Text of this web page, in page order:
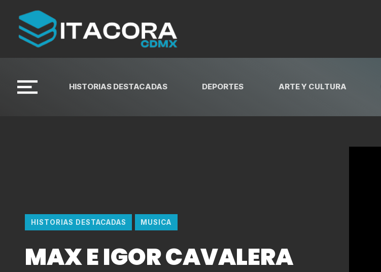
HISTORIAS DESTACADAS DEPORTES ARTE Y CULTURA
HISTORIAS DESTACADAS MUSICA
MAX E IGOR CAVALERA